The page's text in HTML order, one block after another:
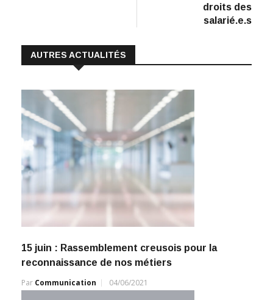
droits des
salarié.e.s
AUTRES ACTUALITÉS
15 juin : Rassemblement creusois pour la
reconnaissance de nos métiers
Par Communication 04/06/2021